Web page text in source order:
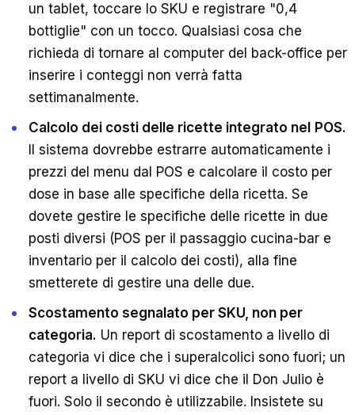
un tablet, toccare lo SKU e registrare "0,4
bottiglie" con un tocco. Qualsiasi cosa che
richieda di tornare al computer del back-office per
inserire i conteggi non verrà fatta
settimanalmente.
Calcolo dei costi delle ricette integrato nel
POS.
Il sistema dovrebbe estrarre automaticamente i
prezzi del menu dal POS e calcolare il costo per
dose in base alle specifiche della ricetta. Se
dovete gestire le specifiche delle ricette in due
posti diversi (POS per il passaggio cucina-bar e
inventario per il calcolo dei costi), alla fine
smetterete di gestire una delle due.
Scostamento segnalato per SKU, non per
categoria. Un report di scostamento a livello di
categoria vi dice che i superalcolici sono fuori; un
report a livello di SKU vi dice che il Don Julio è
fuori. Solo il secondo è utilizzabile. Insistete su